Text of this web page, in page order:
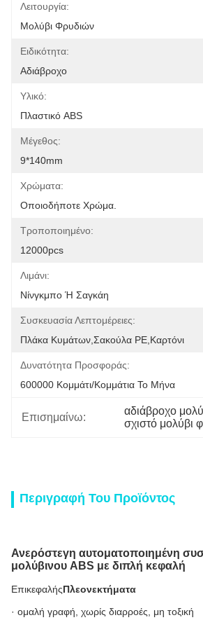
Λειτουργία:
Μολύβι Φρυδιών
Ειδικότητα:
Αδιάβροχο
Υλικό:
Πλαστικό ABS
Μέγεθος:
9*140mm
Χρώματα:
Οποιοδήποτε Χρώμα.
Τροποποιημένο:
12000pcs
Λιμάνι:
Νίνγκμπο Ή Σαγκάη
Συσκευασία Λεπτομέρειες:
Πλάκα Κυμάτων,σακούλα PE,καρτόνι
Δυνατότητα Προσφοράς:
600000 Κομμάτι/κομμάτια Το Μήνα
Επισημαίνω:
αδιάβροχο
σχιστό μολύβι
Περιγραφή Του Προϊόντος
Ανερόστεγη αυτοματοποιημένη
μολύβινου ABS με διπλή κεφαλή
ΕπικεφαλήςΠλεονεκτήματα
· ομαλή γραφή, χωρίς διαρροές, μη τοξική